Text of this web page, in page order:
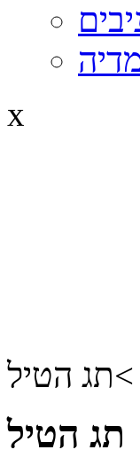
x
>תג הטיל
תג הטיל